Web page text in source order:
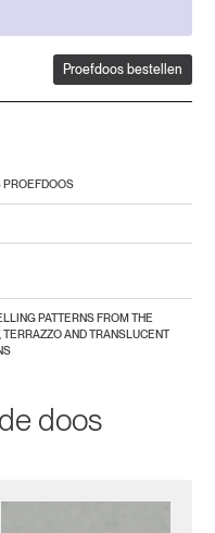
Proefdoos bestellen
PROEFDOOS
PATTERNS FROM THE
TERRAZZO AND TRANSLUCENT
doos